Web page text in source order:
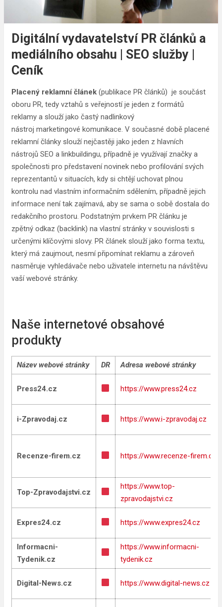
Digitální vydavatelství PR článků a
mediálního obsahu | SEO služby |
Ceník
Placený reklamní článek (publikace PR článků) je součást
oboru PR, tedy vztahů s veřejností je jeden z formátů
reklamy a slouží jako častý nadlinkový
nástroj marketingové komunikace. V současné době placené
reklamní články slouží nejčastěji jako jeden z hlavních
nástrojů SEO a linkbuildingu, případně je využívají značky a
společnosti pro představení novinek nebo profilování svých
reprezentantů v situacích, kdy si chtějí uchovat plnou
kontrolu nad vlastním informačním sdělením, případně jejich
informace není tak zajímavá, aby se sama o sobě dostala do
redakčního prostoru. Podstatným prvkem PR článku je
zpětný odkaz (backlink) na vlastní stránky v souvislosti s
určenými klíčovými slovy. PR článek slouží jako forma textu,
který má zaujmout, nesmí připomínat reklamu a zároveň
nasměruje vyhledávače nebo uživatele internetu na návštěvu
vaší webové stránky.
Naše internetové obsahové
produkty
Název webové stránky DR Adresa webové stránky
Press24.cz https://www.press24.cz
i-Zpravodaj.cz https://www.i-zpravodaj.cz
Recenze-firem.cz https://www.recenze-firem.cz
Top-Zpravodajstvi.cz
https://www.top-
zpravodajstvi.cz
Expres24.cz https://www.expres24.cz
Informacni-
Tydenik.cz
https://www.informacni-
tydenik.cz
Digital-News.cz https://www.digital-news.cz